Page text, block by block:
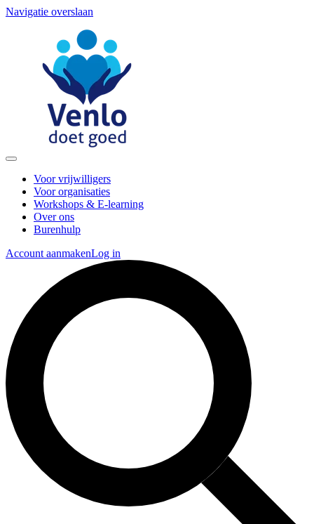
Navigatie overslaan
Voor vrijwilligers
Voor organisaties
Workshops & E-learning
Over ons
Burenhulp
Account aanmakenLog in